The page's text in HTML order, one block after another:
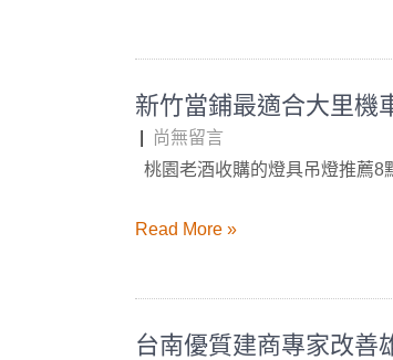
新竹當鋪最適合大里機
尚無留言
桃園老酒收購的燈具吊燈推薦
Read More »
台南優質建商專家改善